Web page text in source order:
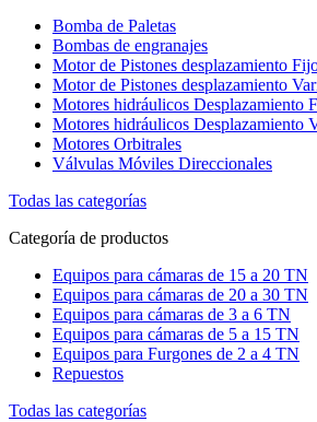
Bomba de Paletas
Bombas de engranajes
Motor de Pistones desplazamiento
Motor de Pistones desplazamiento
Motores hidráulicos Desplazamiento
Motores hidráulicos Desplazamiento
Motores Orbitrales
Válvulas Móviles Direccionales
Todas las categorías
Categoría de productos
Equipos para cámaras de 15 a 20 TN
Equipos para cámaras de 20 a 30 TN
Equipos para cámaras de 3 a 6 TN
Equipos para cámaras de 5 a 15 TN
Equipos para Furgones de 2 a 4 TN
Repuestos
Todas las categorías